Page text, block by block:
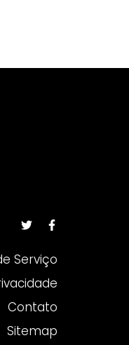
Serviço
Contato
Sitemap